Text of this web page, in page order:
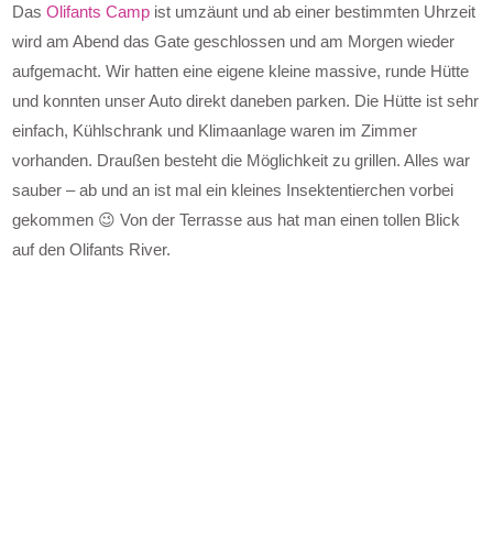
DasOlifants Camp ist umzäunt und ab einer bestimmten Uhrzeit
wird am Abend das Gate geschlossen und am Morgen wieder
aufgemacht. Wir hatten eine eigene kleine massive, runde Hütte
und konnten unser Auto direkt daneben parken. Die Hütte ist sehr
einfach, Kühlschrank und Klimaanlage waren im Zimmer
vorhanden. Draußen besteht die Möglichkeit zu grillen. Alles war
sauber – ab und an ist mal ein kleines Insektentierchen vorbei
gekommen 😉 Von der Terrasse aus hat man einen tollen Blick
auf den Olifants River.